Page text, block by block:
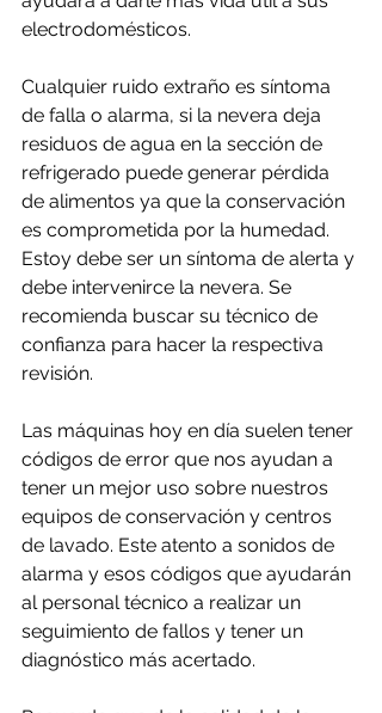
electrodomésticos.
Cualquier ruido extraño es síntoma
de falla o alarma, si la nevera deja
residuos de agua en la sección de
refrigerado puede generar pérdida
de alimentos ya que la conservación
es comprometida por la humedad.
Estoy debe ser un síntoma de alerta y
debe intervenirce la nevera. Se
recomienda buscar su técnico de
confianza para hacer la respectiva
revisión.
Las máquinas hoy en día suelen tener
códigos de error que nos ayudan a
tener un mejor uso sobre nuestros
equipos de conservación y centros
de lavado. Este atento a sonidos de
alarma y esos códigos que ayudarán
al personal técnico a realizar un
seguimiento de fallos y tener un
diagnóstico más acertado.